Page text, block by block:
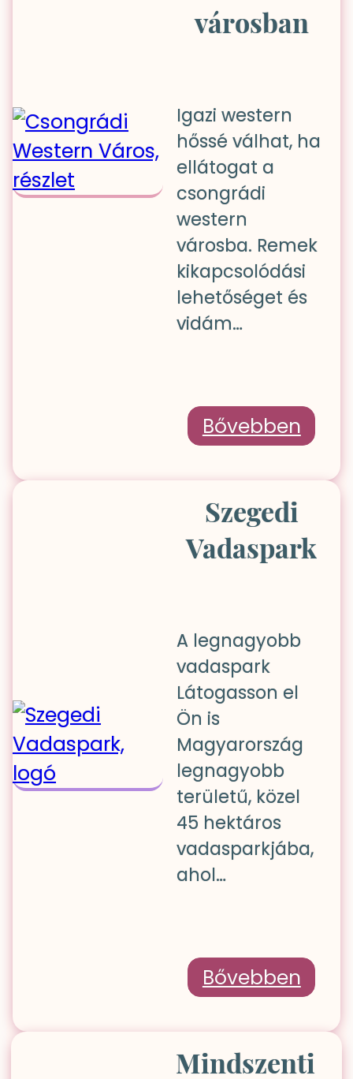
városban
Igazi western
hőssé válhat, ha
ellátogat a
csongrádi
western
városba. Remek
kikapcsolódási
lehetőséget és
vidám…
Bővebben
Szegedi
Vadaspark
A legnagyobb
vadaspark
Látogasson el
Ön is
Magyarország
legnagyobb
területű, közel
45 hektáros
vadasparkjába,
ahol…
Bővebben
Mindszenti